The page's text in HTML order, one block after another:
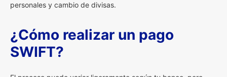
personales y cambio de divisas.
¿Cómo realizar un pago
SWIFT?